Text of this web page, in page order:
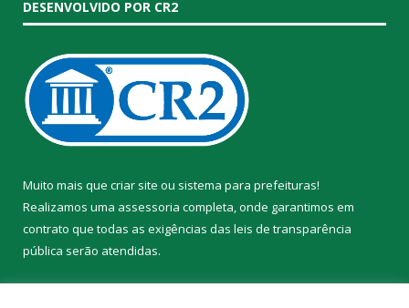
DESENVOLVIDO POR CR2
Muito mais que criar site ou sistema para prefeituras!
Realizamos uma assessoria completa, onde garantimos em
contrato que todas as exigências das leis de transparência
pública serão atendidas.